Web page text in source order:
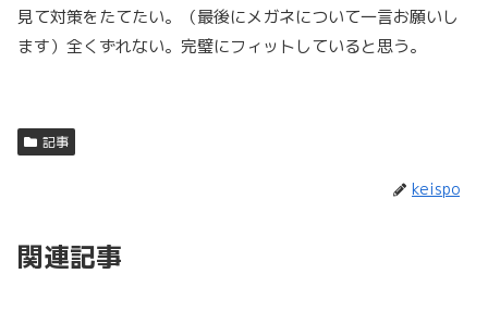
見て対策をたてたい。（最後にメガネについて一言お願いし
ます）全くずれない。完璧にフィットしていると思う。
記事
keispo
関連記事